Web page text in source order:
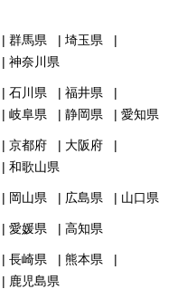
群馬県
埼玉県
神奈川県
石川県
福井県
岐阜県 静岡県 愛知県
京都府
大阪府
和歌山県
岡山県 広島県 山口県
愛媛県 高知県
長崎県
熊本県
鹿児島県